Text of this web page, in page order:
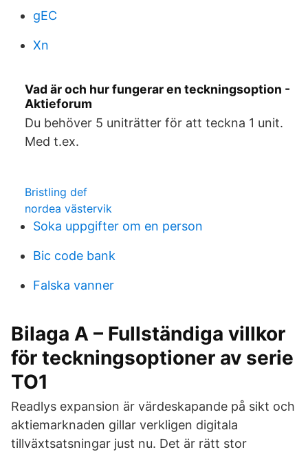
gEC
Xn
Vad är och hur fungerar en teckningsoption -
Aktieforum
Du behöver 5 uniträtter för att teckna 1 unit.
Med t.ex.
Bristling def
nordea västervik
Soka uppgifter om en person
Bic code bank
Falska vanner
Bilaga A – Fullständiga villkor
för teckningsoptioner av serie
TO1
Readlys expansion är värdeskapande på sikt och
aktiemarknaden gillar verkligen digitala
tillväxtsatsningar just nu. Det är rätt stor